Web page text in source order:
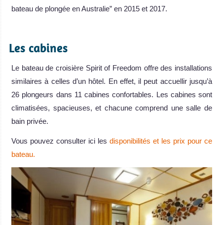
bateau de plongée en Australie” en 2015 et 2017.
Les cabines
Le bateau de croisière Spirit of Freedom offre des installations
similaires à celles d’un hôtel. En effet, il peut accuellir jusqu’à
26 plongeurs dans 11 cabines confortables. Les cabines sont
climatisées, spacieuses, et chacune comprend une salle de
bain privée.
Vous pouvez consulter ici les disponibilités et les prix pour ce
bateau.